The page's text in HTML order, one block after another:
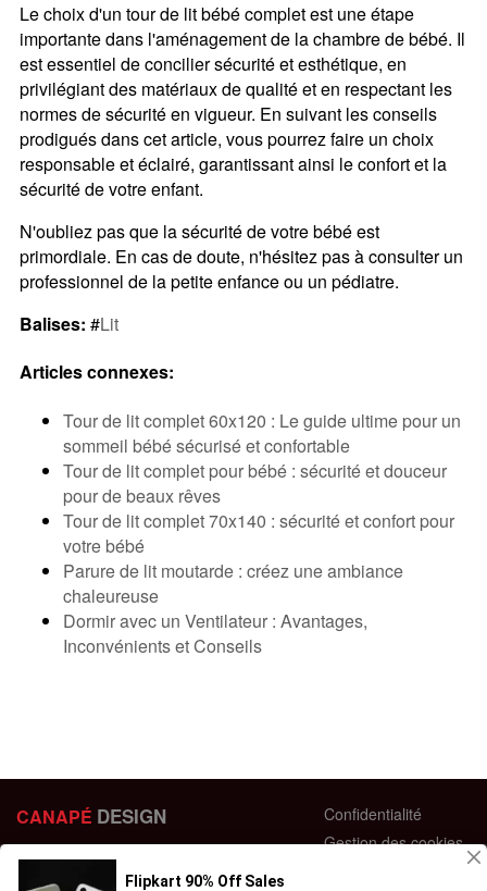
Le choix d'un tour de lit bébé complet est une étape
importante dans l'aménagement de la chambre de bébé. Il
est essentiel de concilier sécurité et esthétique, en
privilégiant des matériaux de qualité et en respectant les
normes de sécurité en vigueur. En suivant les conseils
prodigués dans cet article, vous pourrez faire un choix
responsable et éclairé, garantissant ainsi le confort et la
sécurité de votre enfant.
N'oubliez pas que la sécurité de votre bébé est
primordiale. En cas de doute, n'hésitez pas à consulter un
professionnel de la petite enfance ou un pédiatre.
Balises: #Lit
Articles connexes:
Tour de lit complet 60x120 : Le guide ultime pour un
sommeil bébé sécurisé et confortable
Tour de lit complet pour bébé : sécurité et douceur
pour de beaux rêves
Tour de lit complet 70x140 : sécurité et confort pour
votre bébé
Parure de lit moutarde : créez une ambiance
chaleureuse
Dormir avec un Ventilateur : Avantages,
Inconvénients et Conseils
CANAPÉ DESIGN
44 bis Rue des Bardines
63370 Lempdes, France
Confidentialité
Gestion des cookies